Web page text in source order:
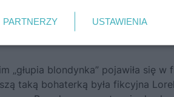
naiwną lub po prostu głupią.
przez Brytyjki, ale też po
już na tyle popularny w USA, że
„głupia blondynka” pojawiła się w
taką bohaterką była fikcyjna
PARTNERZY USTAWIENIA